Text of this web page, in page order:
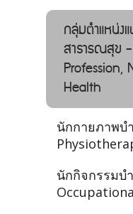
กลุ่มตำแหน่ง
สาธารณสุข
Profession,
Health
นักกายภาพบ
นักกิจกรรมบ